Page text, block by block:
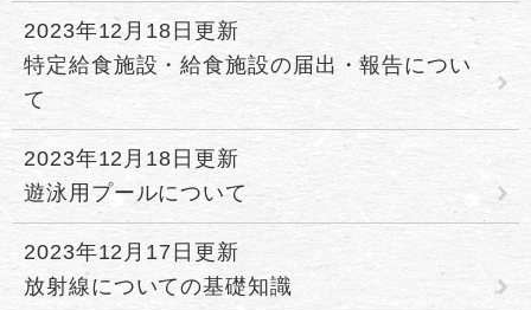
2023年12月18日更新
特定給食施設・給食施設の届出・報告につい
て
2023年12月18日更新
遊泳用プールについて
2023年12月17日更新
放射線についての基礎知識